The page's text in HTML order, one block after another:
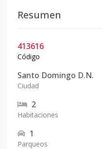
Resumen
413616
Código
Santo Domingo D.N.
Ciudad
2
Habitaciones
1
Parqueos